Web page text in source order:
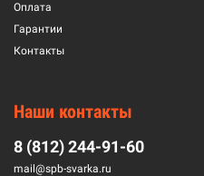
Оплата
Гарантии
Контакты
Наши контакты
8 (812) 244-91-60
mail@spb-svarka.ru